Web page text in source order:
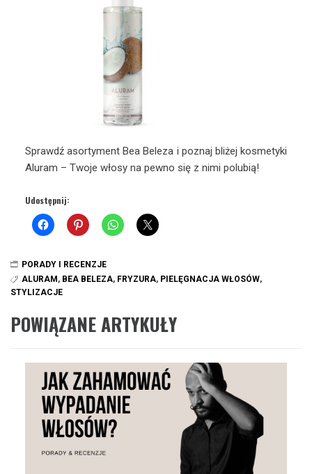
Sprawdź asortyment Bea Beleza i poznaj bliżej kosmetyki
Aluram – Twoje włosy na pewno się z nimi polubią!
Udostępnij:
PORADY I RECENZJE
ALURAM, BEA BELEZA, FRYZURA, PIELĘGNACJA WŁOSÓW,
STYLIZACJE
POWIĄZANE ARTYKUŁY